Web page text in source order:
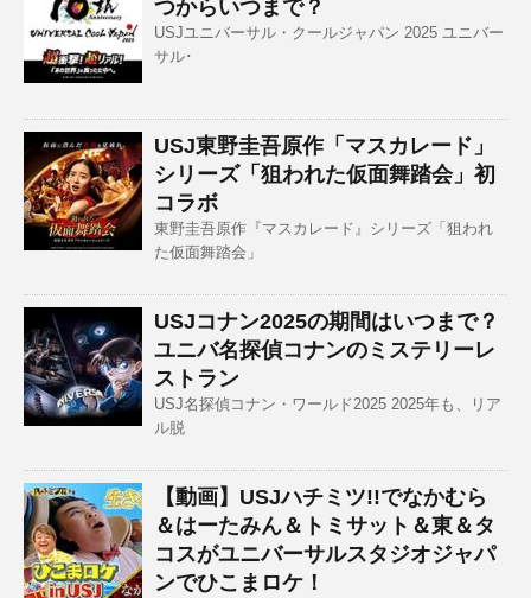
つからいつまで？
USJユニバーサル・クールジャパン 2025 ユニバー
サル･
USJ東野圭吾原作「マスカレード」
シリーズ「狙われた仮面舞踏会」初
コラボ
東野圭吾原作『マスカレード』シリーズ「狙われ
た仮面舞踏会」
USJコナン2025の期間はいつまで？
ユニバ名探偵コナンのミステリーレ
ストラン
USJ名探偵コナン・ワールド2025 2025年も、リア
ル脱
【動画】USJハチミツ!!でなかむら
＆はーたみん＆トミサット＆東＆タ
コスがユニバーサルスタジオジャパ
ンでひこまロケ！